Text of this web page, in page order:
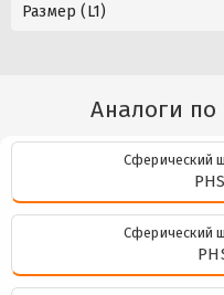
Размер (L1)
Аналоги по
Сферический
Сферический